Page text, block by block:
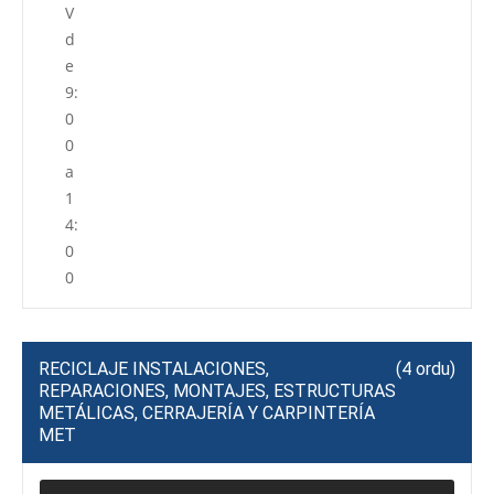
V
d
e
9:
0
0
a
1
4:
0
0
RECICLAJE INSTALACIONES,
REPARACIONES, MONTAJES, ESTRUCTURAS
METÁLICAS, CERRAJERÍA Y CARPINTERÍA
MET
(4 ordu)